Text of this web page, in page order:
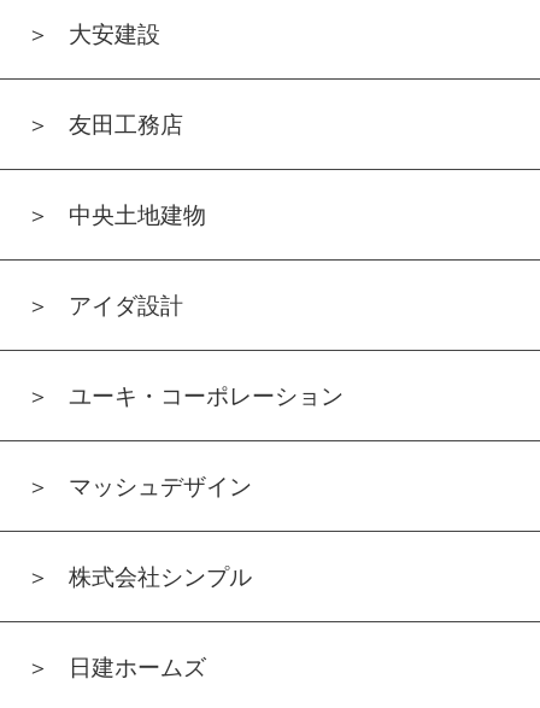
大安建設
友田工務店
中央土地建物
アイダ設計
ユーキ・コーポレーション
マッシュデザイン
株式会社シンプル
日建ホームズ